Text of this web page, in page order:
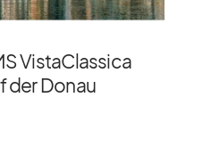
VistaClassica
der Donau